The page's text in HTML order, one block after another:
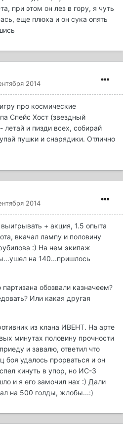
при этом он лез в гору, я чуть
еще плюха и он сука опять
2014
про космические
Спейс Хост (звездный
и пизди всех, собирай
пушки и снарядики. Отлично
2014
+ акция, 1.5 опыта
вкачал лампу и половину
:) На нем экипаж
на 140...пришлось
обозвали казначеем?
Или какая другая
из клана ИВЕНТ. На арте
минутах половину прочности
и завалю, ответил что
боя удалось прорваться и он
кинуть в упор, но ИС-3
и я его замочил нах :) Дали
на 500 голды, жлобы...:)